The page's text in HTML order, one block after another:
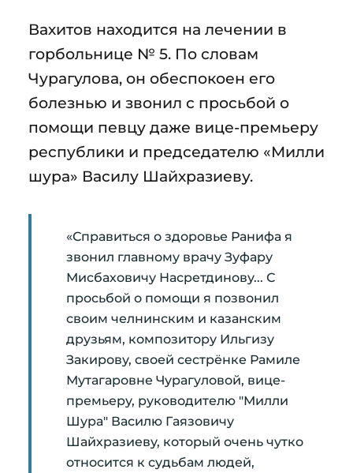
Вахитов находится на лечении в
горбольнице № 5. По словам
Чурагулова, он обеспокоен его
болезнью и звонил с просьбой о
помощи певцу даже вице-премьеру
республики и председателю «Милли
шура» Василу Шайхразиеву.
«Справиться о здоровье Ранифа я
звонил главному врачу Зуфару
Мисбаховичу Насретдинову... С
просьбой о помощи я позвонил
своим челнинским и казанским
друзьям, композитору Ильгизу
Закирову, своей сестрёнке Рамиле
Мутагаровне Чурагуловой, вице-
премьеру, руководителю "Милли
Шура" Василю Гаязовичу
Шайхразиеву, который очень чутко
относится к судьбам людей,